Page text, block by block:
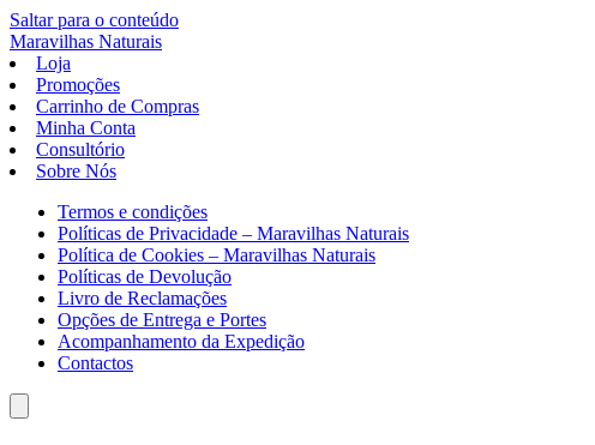
Saltar para o conteúdo
Maravilhas Naturais
Loja
Promoções
Carrinho de Compras
Minha Conta
Consultório
Sobre Nós
Termos e condições
Políticas de Privacidade – Maravilhas Naturais
Política de Cookies – Maravilhas Naturais
Políticas de Devolução
Livro de Reclamações
Opções de Entrega e Portes
Acompanhamento da Expedição
Contactos